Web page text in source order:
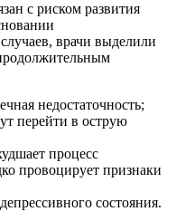
с риском развития
врачи выделили
недостаточность;
перейти в острую
процесс
провоцирует признаки
состояния.